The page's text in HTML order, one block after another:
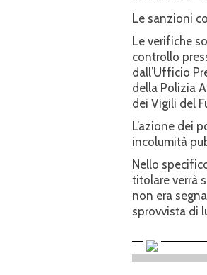
Le sanzioni
Le verifiche
controllo
dall’Ufficio
della Polizia
dei Vigili del
L’azione dei
incolumità
Nello
titolare verrà
non era
sprovvista di